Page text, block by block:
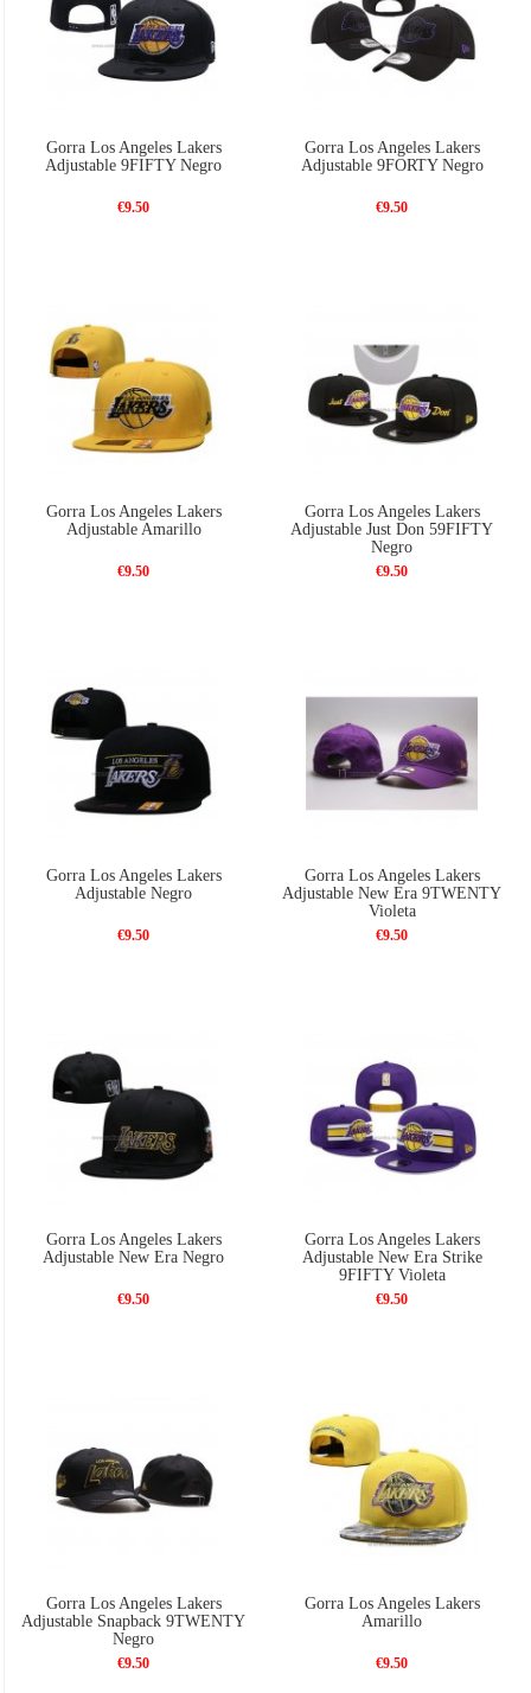
Gorra Los Angeles Lakers
Adjustable 9FIFTY Negro
€9.50
Gorra Los Angeles Lakers
Adjustable 9FORTY Negro
€9.50
Gorra Los Angeles Lakers
Adjustable Amarillo
€9.50
Gorra Los Angeles Lakers
Adjustable Just Don 59FIFTY
Negro
€9.50
Gorra Los Angeles Lakers
Adjustable Negro
€9.50
Gorra Los Angeles Lakers
Adjustable New Era 9TWENTY
Violeta
€9.50
Gorra Los Angeles Lakers
Adjustable New Era Negro
€9.50
Gorra Los Angeles Lakers
Adjustable New Era Strike
9FIFTY Violeta
€9.50
Gorra Los Angeles Lakers
Adjustable Snapback 9TWENTY
Negro
€9.50
Gorra Los Angeles Lakers
Amarillo
€9.50